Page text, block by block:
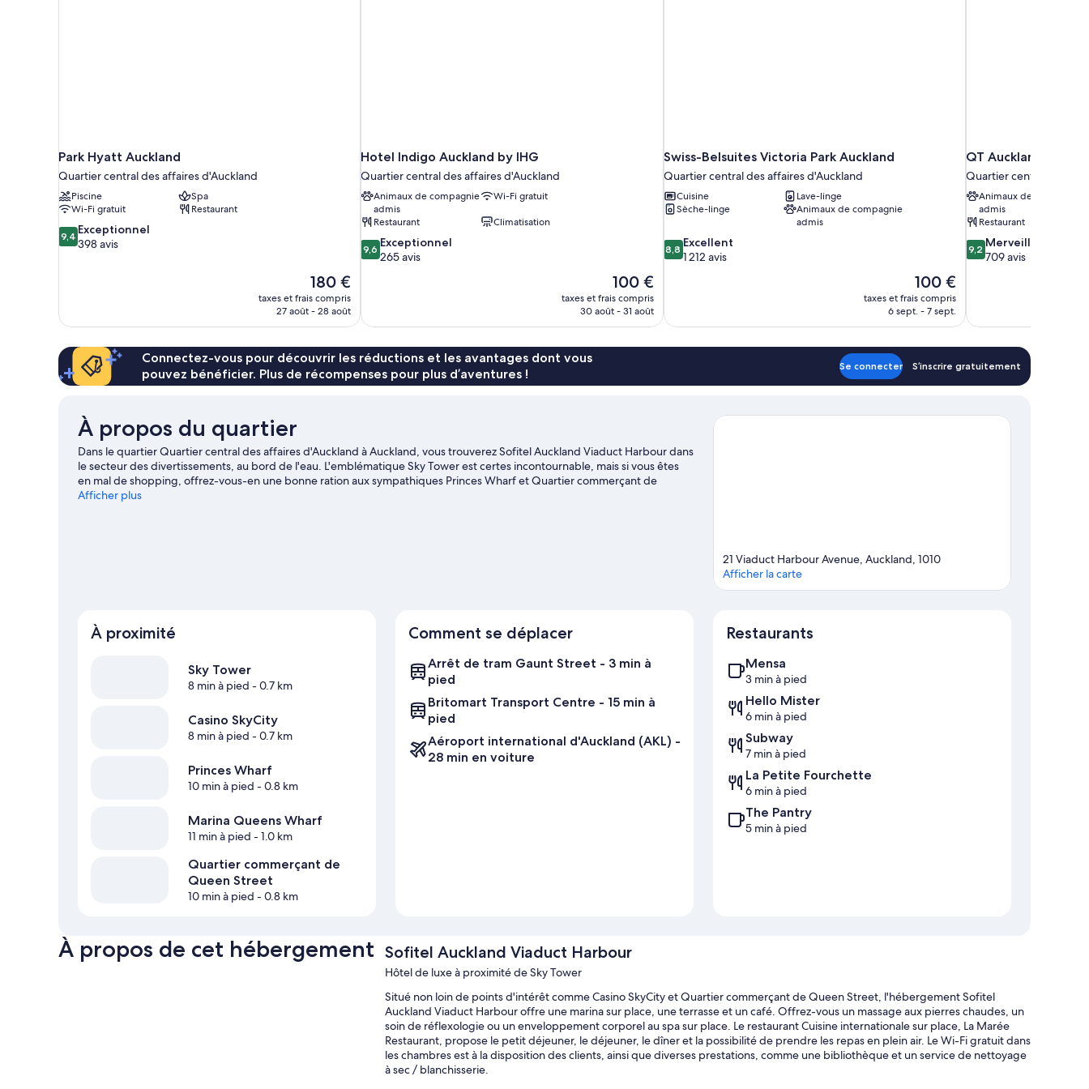
Park Hyatt Auckland
Quartier central des affaires d'Auckland
Piscine
Spa
Wi-Fi gratuit
Restaurant
9.4
sur
9,4 Exceptionnel
398 avis
Le
nouveau
prix
180 €
180 €
taxes et frais compris
27 août - 28 août
Hotel Indigo Auckland by IHG
Quartier central des affaires d'Auckland
Animaux de compagnie
admis
Wi-Fi gratuit
Restaurant
Climatisation
9.6
sur
9,6 Exceptionnel
265 avis
Le
nouveau
prix
100 €
100 €
taxes et frais compris
30 août - 31 août
Swiss-Belsuites Victoria Park Auckland
Quartier central des affaires d'Auckland
Cuisine
Lave-linge
Sèche-linge
Animaux de compagnie
admis
8.8
sur
8,8 Excellent
1 212 avis
Le
nouveau
prix
100 €
100 €
taxes et frais compris
6 sept. - 7 sept.
QT Auckland
Quartier central des
Animaux de compagnie
admis
Restaurant
9.2
sur
9,2 Merveilleux
709 avis
Connectez-vous pour découvrir les réductions et les avantages dont vous
pouvez bénéficier. Plus de récompenses pour plus d’aventures !
Se connecter S’inscrire gratuitement
À propos du quartier
Dans le quartier Quartier central des affaires d'Auckland à Auckland, vous trouverez Sofitel Auckland Viaduct Harbour dans
le secteur des divertissements, au bord de l'eau. L'emblématique Sky Tower est certes incontournable, mais si vous êtes
en mal de shopping, offrez-vous-en une bonne ration aux sympathiques Princes Wharf et Quartier commerçant de
Queen Street. Envie de vibrer le temps d'une soirée ? Consultez l'affiche des illustres Arène polyvalente Spark Arena et
Afficher plus
21 Viaduct Harbour Avenue, Auckland, 1010
Afficher la carte
À proximité
Sky Tower
8 min à pied - 0.7 km
Casino SkyCity
8 min à pied - 0.7 km
Princes Wharf
10 min à pied - 0.8 km
Marina Queens Wharf
11 min à pied - 1.0 km
Quartier commerçant de
Queen Street
10 min à pied - 0.8 km
Comment se déplacer
Arrêt de tram Gaunt Street - 3 min à
pied
Britomart Transport Centre - 15 min à
pied
Aéroport international d'Auckland (AKL) -
28 min en voiture
Restaurants
Mensa
3 min à pied
Hello Mister
6 min à pied
Subway
7 min à pied
La Petite Fourchette
6 min à pied
The Pantry
5 min à pied
À propos de cet hébergement Sofitel Auckland Viaduct Harbour
Hôtel de luxe à proximité de Sky Tower
Situé non loin de points d'intérêt comme Casino SkyCity et Quartier commerçant de Queen Street, l'hébergement Sofitel
Auckland Viaduct Harbour offre une marina sur place, une terrasse et un café. Offrez-vous un massage aux pierres chaudes, un
soin de réflexologie ou un enveloppement corporel au spa sur place. Le restaurant Cuisine internationale sur place, La Marée
Restaurant, propose le petit déjeuner, le déjeuner, le dîner et la possibilité de prendre les repas en plein air. Le Wi-Fi gratuit dans
les chambres est à la disposition des clients, ainsi que diverses prestations, comme une bibliothèque et un service de nettoyage
à sec / blanchisserie.